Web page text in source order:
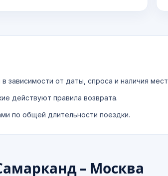
зависимости от даты, спроса и наличия
действуют правила возврата.
по общей длительности поездки.
- Москва